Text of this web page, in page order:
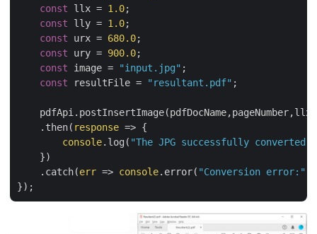
const llx = 1.0;
const lly = 1.0;
const urx = 680.0;
const ury = 900.0;
const image = "input.jpg" ;
const resultFile = "resultant.pdf" ;
    .then(
response => {
console.log( "The JPG successfully converted
    })
    .catch(
err => console.error( "Conversion error:"